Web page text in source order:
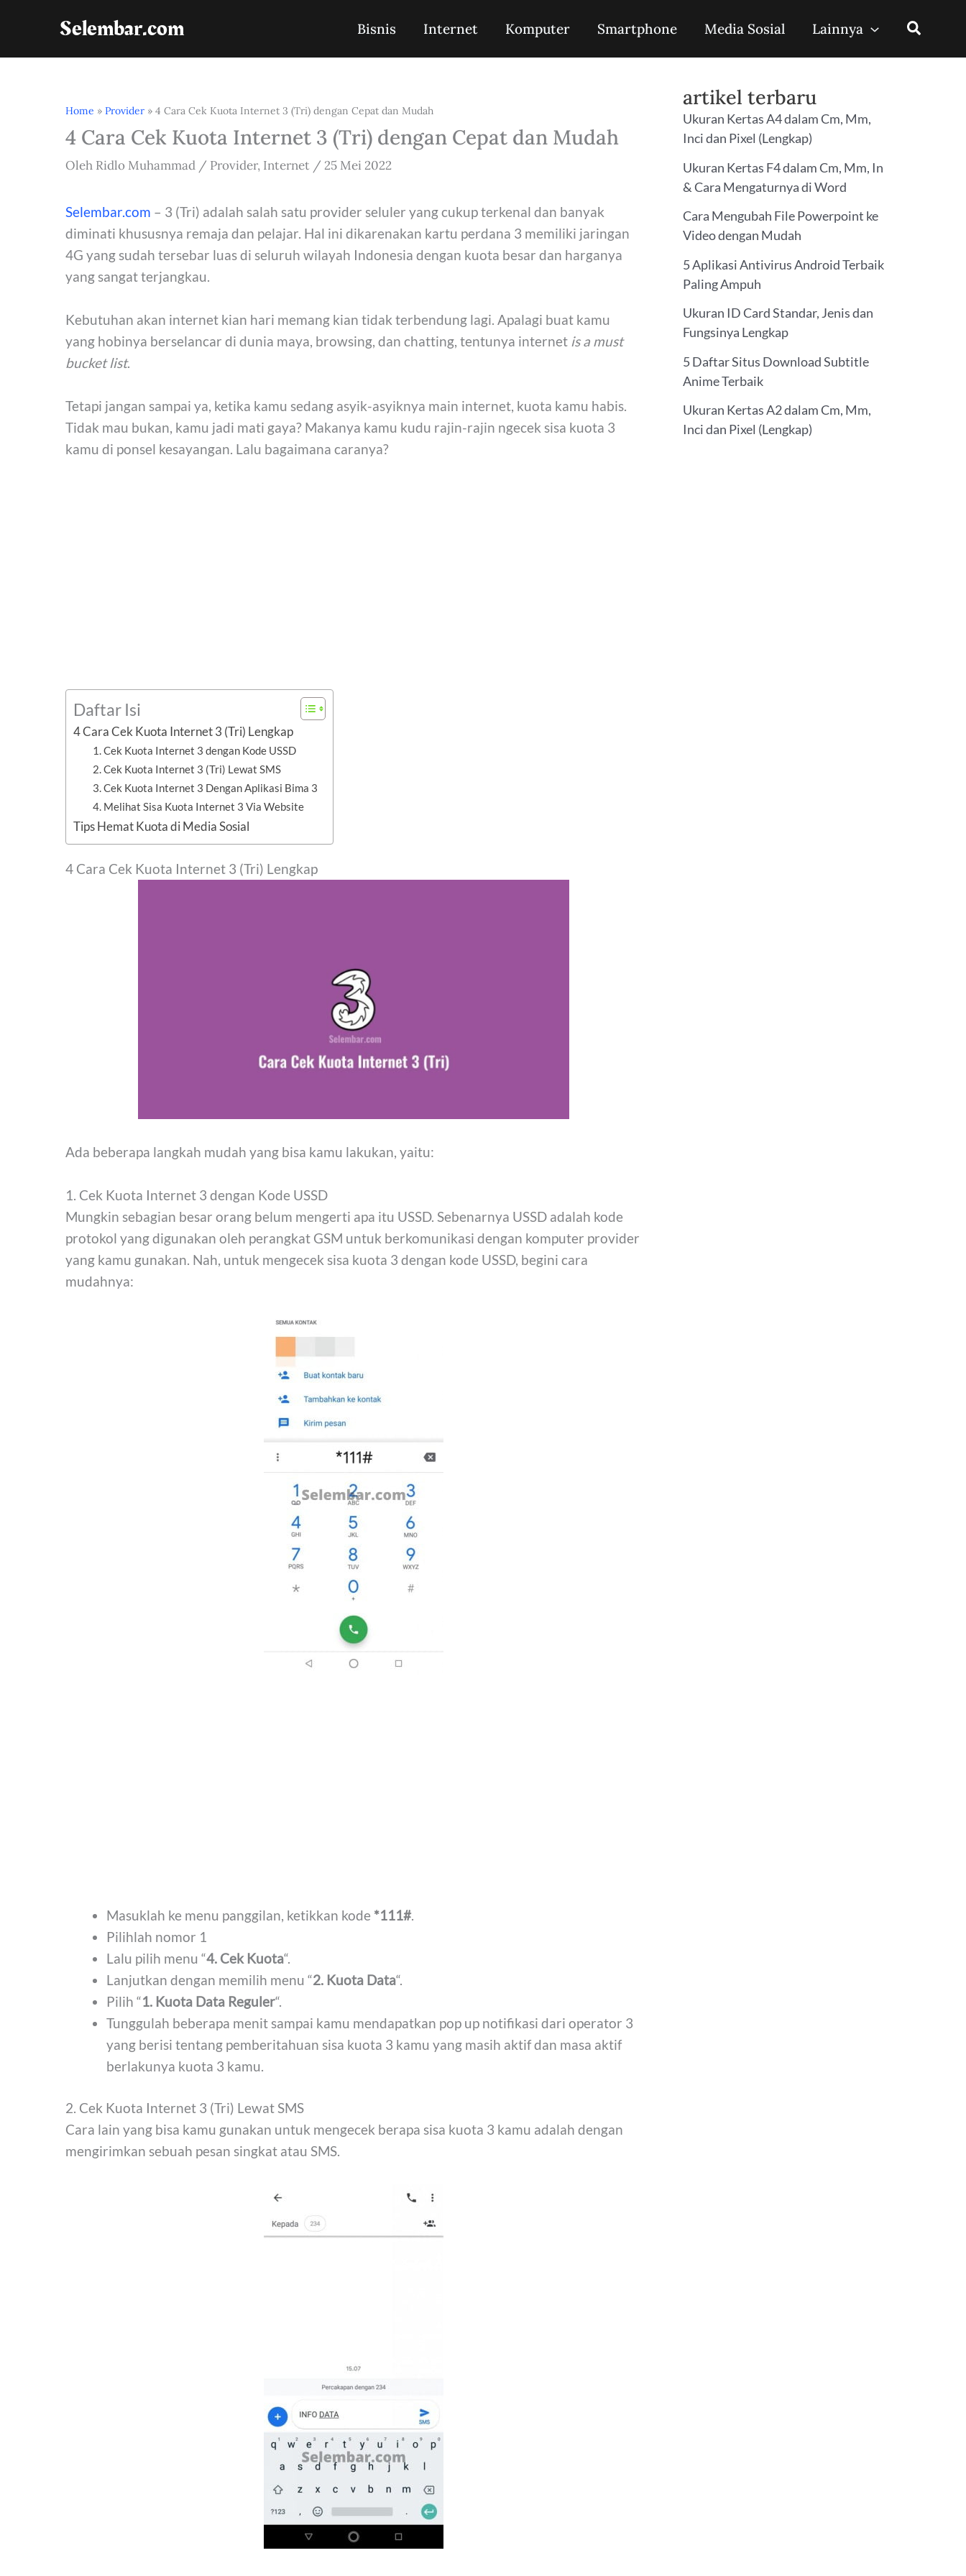
Selembar.com Bisnis Internet Komputer Smartphone Media Sosial Lainnya
Home » Provider » 4 Cara Cek Kuota Internet 3 (Tri) dengan Cepat dan Mudah
4 Cara Cek Kuota Internet 3 (Tri) dengan Cepat dan Mudah
Oleh Ridlo Muhammad / Provider, Internet / 25 Mei 2022
Selembar.com – 3 (Tri) adalah salah satu provider seluler yang cukup terkenal dan banyak
diminati khususnya remaja dan pelajar. Hal ini dikarenakan kartu perdana 3 memiliki jaringan
4G yang sudah tersebar luas di seluruh wilayah Indonesia dengan kuota besar dan harganya
yang sangat terjangkau.
Kebutuhan akan internet kian hari memang kian tidak terbendung lagi. Apalagi buat kamu
yang hobinya berselancar di dunia maya, browsing, dan chatting, tentunya internet is a must
bucket list.
Tetapi jangan sampai ya, ketika kamu sedang asyik-asyiknya main internet, kuota kamu habis.
Tidak mau bukan, kamu jadi mati gaya? Makanya kamu kudu rajin-rajin ngecek sisa kuota 3
kamu di ponsel kesayangan. Lalu bagaimana caranya?
Daftar Isi
4 Cara Cek Kuota Internet 3 (Tri) Lengkap
1. Cek Kuota Internet 3 dengan Kode USSD
2. Cek Kuota Internet 3 (Tri) Lewat SMS
3. Cek Kuota Internet 3 Dengan Aplikasi Bima 3
4. Melihat Sisa Kuota Internet 3 Via Website
Tips Hemat Kuota di Media Sosial
4 Cara Cek Kuota Internet 3 (Tri) Lengkap
Ada beberapa langkah mudah yang bisa kamu lakukan, yaitu:
1. Cek Kuota Internet 3 dengan Kode USSD
Mungkin sebagian besar orang belum mengerti apa itu USSD. Sebenarnya USSD adalah kode
protokol yang digunakan oleh perangkat GSM untuk berkomunikasi dengan komputer provider
yang kamu gunakan. Nah, untuk mengecek sisa kuota 3 dengan kode USSD, begini cara
mudahnya:
Masuklah ke menu panggilan, ketikkan kode *111#.
Pilihlah nomor 1
Lalu pilih menu “4. Cek Kuota“.
Lanjutkan dengan memilih menu “2. Kuota Data“.
Pilih “1. Kuota Data Reguler“.
Tunggulah beberapa menit sampai kamu mendapatkan pop up notifikasi dari operator 3
yang berisi tentang pemberitahuan sisa kuota 3 kamu yang masih aktif dan masa aktif
berlakunya kuota 3 kamu.
2. Cek Kuota Internet 3 (Tri) Lewat SMS
Cara lain yang bisa kamu gunakan untuk mengecek berapa sisa kuota 3 kamu adalah dengan
mengirimkan sebuah pesan singkat atau SMS.
artikel terbaru
Ukuran Kertas A4 dalam Cm, Mm,
Inci dan Pixel (Lengkap)
Ukuran Kertas F4 dalam Cm, Mm, In
& Cara Mengaturnya di Word
Cara Mengubah File Powerpoint ke
Video dengan Mudah
5 Aplikasi Antivirus Android Terbaik
Paling Ampuh
Ukuran ID Card Standar, Jenis dan
Fungsinya Lengkap
5 Daftar Situs Download Subtitle
Anime Terbaik
Ukuran Kertas A2 dalam Cm, Mm,
Inci dan Pixel (Lengkap)